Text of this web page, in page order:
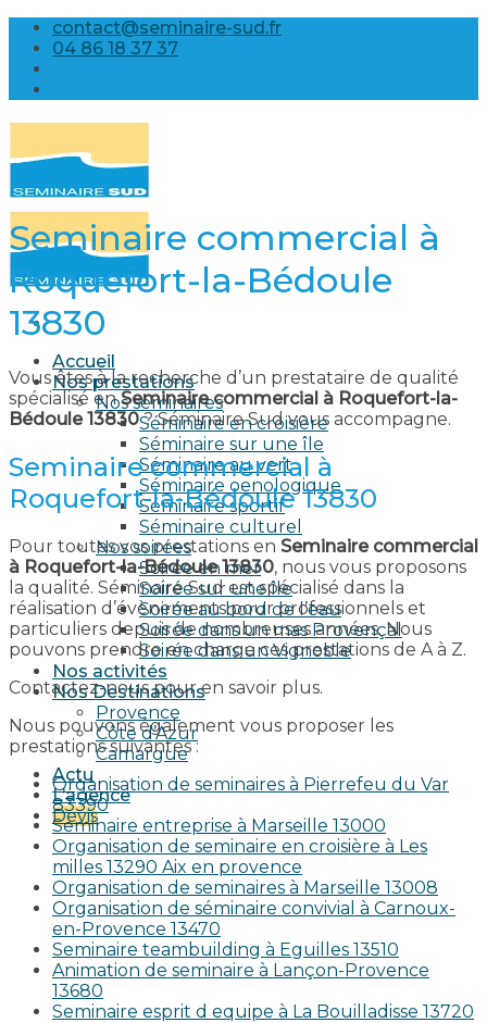
Skip
content
contact@seminaire-sud.fr
04 86 18 37 37
Accueil
Nos prestations
Nos séminaires
Séminaire en croisière
Séminaire sur une île
Séminaire au vert
Séminaire oenologique
Séminaire sportif
Séminaire culturel
Nos soirées
Soirée en mer
Soirée sur une île
Soirée au bord de l’eau
Soirée dans un mas Provençal
Soirée dans un Vignoble
Nos activités
Nos Destinations
Provence
Côte d’Azur
Camargue
Actu
L’agence
Devis
Seminaire commercial à
Roquefort-la-Bédoule
13830
Vous êtes à la recherche d’un prestataire de qualité
spécialisé enSeminaire commercial à Roquefort-la-
Bédoule 13830? Séminaire Sud vous accompagne.
Seminaire commercial à
Roquefort-la-Bédoule 13830
Pour toutes vos prestations en Seminaire commercial
à Roquefort-la-Bédoule 13830, nous vous proposons
la qualité. Séminaire Sud est spécialisé dans la
réalisation d’évènements pour professionnels et
particuliers depuis de nombreuses années. Nous
pouvons prendre en charge ces prestations de A à Z.
Contactez-nous pour en savoir plus.
Nous pouvons également vous proposer les
prestations suivantes :
Organisation de seminaires à Pierrefeu du Var
83390
Seminaire entreprise à Marseille 13000
Organisation de seminaire en croisière à Les
milles 13290 Aix en provence​
Organisation de seminaires à Marseille 13008
Organisation de séminaire convivial à Carnoux-
en-Provence 13470
Seminaire teambuilding à Eguilles 13510
Animation de seminaire à Lançon-Provence
13680
Seminaire esprit d equipe à La Bouilladisse 13720